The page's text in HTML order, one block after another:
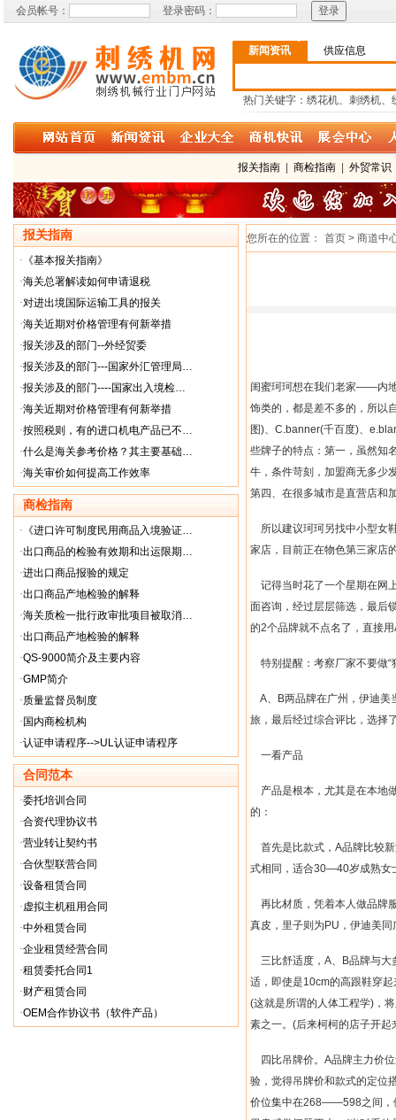
会员帐号： 登录密码：
新闻资讯 供应信息
热门关键字：绣花机、刺绣机、
报关指南 商检指南 外贸常识
报关指南
· 《基本报关指南》
·海关总署解读如何申请退税
·对进出境国际运输工具的报关
·海关近期对价格管理有何新举措
·报关涉及的部门--外经贸委
·报关涉及的部门---国家外汇管理局…
·报关涉及的部门----国家出入境检…
·海关近期对价格管理有何新举措
·按照税则，有的进口机电产品已不…
·什么是海关参考价格？其主要基础…
·海关审价如何提高工作效率
商检指南
· 《进口许可制度民用商品入境验证…
·出口商品的检验有效期和出运限期…
·进出口商品报验的规定
·出口商品产地检验的解释
·海关质检一批行政审批项目被取消…
·出口商品产地检验的解释
·QS-9000简介及主要内容
·GMP简介
·质量监督员制度
· 国内商检机构
·认证申请程序-->UL认证申请程序
合同范本
·委托培训合同
·合资代理协议书
·营业转让契约书
·合伙型联营合同
·设备租赁合同
·虚拟主机租用合同
·中外租赁合同
·企业租赁经营合同
·租赁委托合同1
·财产租赁合同
·OEM合作协议书（软件产品）
您所在的位置： 首页 > 商道中
闺蜜珂珂想在我们老家——内
饰类的，都是差不多的，所以
图)、 C.banner(千百度)、
些牌子的特点：第一，虽然知
牛，条件苛刻，加盟商无多少
第四、在很多城市是直营店和
所以建议珂珂另找中小型女
家店，目前正在物色第三家店
记得当时花了一个星期在网
面咨询，经过层层筛选，最后
的2个品牌就不点名了，直接用
特别提醒：考察厂家不要做“
A、 B两品牌在广州，伊迪美
旅，最后经过综合评比，选择
一看产品
产品是根本，尤其是在本地
的：
首先是比款式， A品牌比较
式相同，适合30—40岁成熟女
再比材质，凭着本人做品牌
真皮，里子则为 PU ，伊迪美
三比舒适度， A、 B品牌与大
适，即使是10cm的高跟鞋穿
(这就是所谓的人体工程学) ，
素之一。 (后来柯柯的店子开
四比吊牌价。 A品牌主力价
验，觉得吊牌价和款式的定位
价位集中在268——598之间